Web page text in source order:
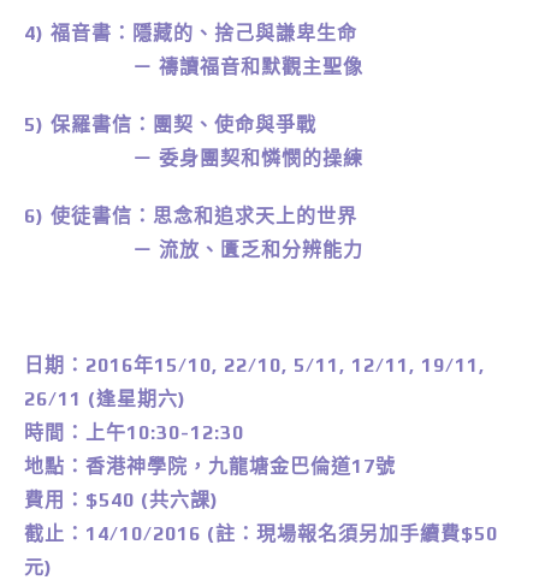
4) 福音書：隱藏的、捨己與謙卑生命
－ 禱讀福音和默觀主聖像
5) 保羅書信：團契、使命與爭戰
－ 委身團契和憐憫的操練
6) 使徒書信：思念和追求天上的世界
－ 流放、匱乏和分辨能力
日期：2016年15/10, 22/10, 5/11, 12/11, 19/11,
26/11 (逢星期六)
時間：上午10:30-12:30
地點：香港神學院，九龍塘金巴倫道17號
費用：$540 (共六課)
截止：14/10/2016 (註：現場報名須另加手續費$50
元)